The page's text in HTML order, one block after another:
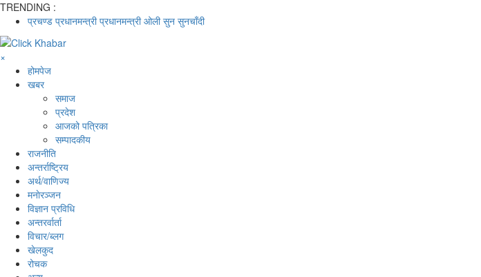
TRENDING :
प्रचण्ड प्रधानमन्त्री प्रधानमन्त्री ओली सुन सुनचाँदी
×
होमपेज
खबर
समाज
प्रदेश
आजको पत्रिका
सम्पादकीय
राजनीति
अन्तर्राष्ट्रिय
अर्थ/वाणिज्य
मनाेरञ्जन
विज्ञान प्रविधि
अन्तरर्वार्ता
विचार/ब्लग
खेलकुद
रोचक